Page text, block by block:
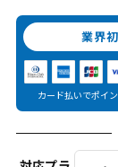
業界
カード払いでポイ